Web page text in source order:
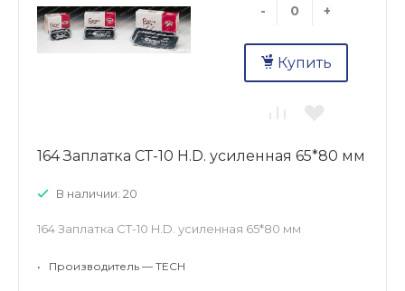
- +
Купить
164 Заплатка СТ-10 H.D. усиленная 65*80 мм
В наличии: 20
164 Заплатка СТ-10 H.D. усиленная 65*80 мм
• Производитель — TECH